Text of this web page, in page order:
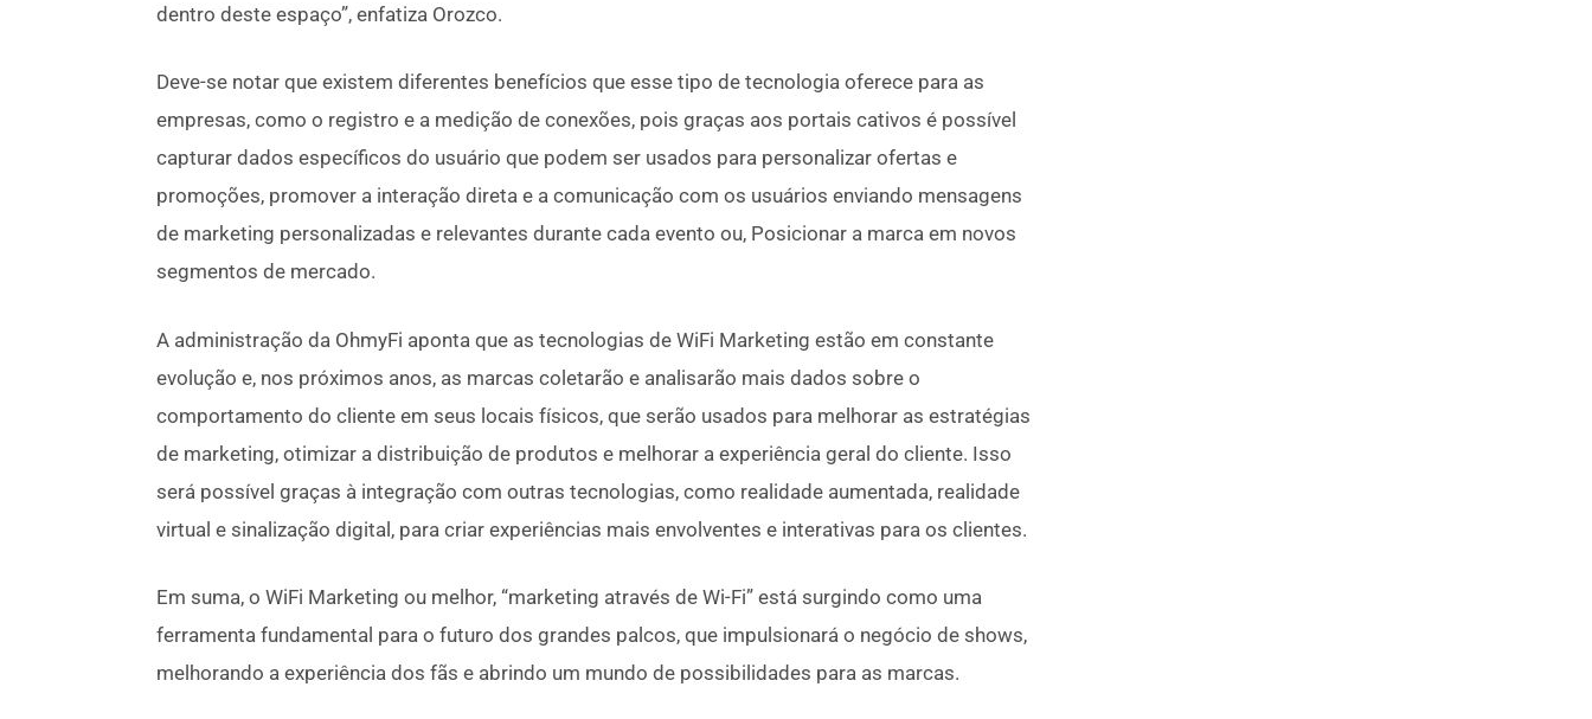
dentro deste espaço”, enfatiza Orozco.
Deve-se notar que existem diferentes benefícios que esse tipo de tecnologia oferece para as
empresas, como o registro e a medição de conexões, pois graças aos portais cativos é possível
capturar dados específicos do usuário que podem ser usados para personalizar ofertas e
promoções, promover a interação direta e a comunicação com os usuários enviando mensagens
de marketing personalizadas e relevantes durante cada evento ou, Posicionar a marca em novos
segmentos de mercado.
A administração da OhmyFi aponta que as tecnologias de WiFi Marketing estão em constante
evolução e, nos próximos anos, as marcas coletarão e analisarão mais dados sobre o
comportamento do cliente em seus locais físicos, que serão usados para melhorar as estratégias
de marketing, otimizar a distribuição de produtos e melhorar a experiência geral do cliente. Isso
será possível graças à integração com outras tecnologias, como realidade aumentada, realidade
virtual e sinalização digital, para criar experiências mais envolventes e interativas para os clientes.
Em suma, o WiFi Marketing ou melhor, “marketing através de Wi-Fi” está surgindo como uma
ferramenta fundamental para o futuro dos grandes palcos, que impulsionará o negócio de shows,
melhorando a experiência dos fãs e abrindo um mundo de possibilidades para as marcas.